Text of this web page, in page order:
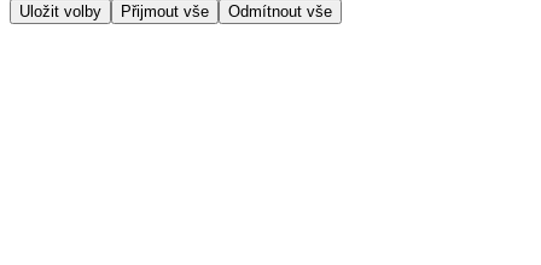
Uložit volby Přijmout vše Odmítnout vše